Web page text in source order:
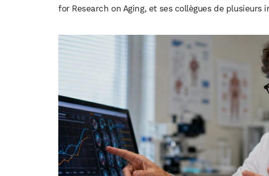
for Research on Aging, et ses collègues de